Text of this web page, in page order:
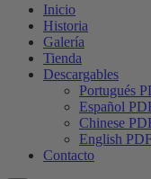
Inicio
Historia
Galería
Tienda
Descargables
Portugués
Español
Chinese
English
Contacto